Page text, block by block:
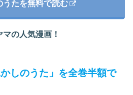
うたを無料で読む
マの人気漫画！
しのうた」を全巻半額で